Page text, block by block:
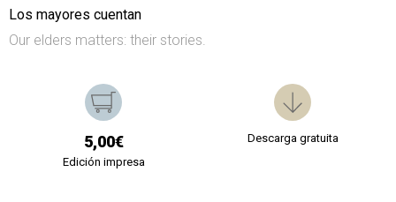
Los mayores cuentan
Our elders matters: their stories.
5,00€
Edición impresa
Descarga gratuita